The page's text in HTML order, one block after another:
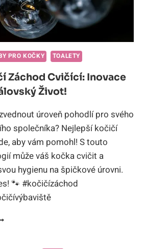
PRO KOČKY TOALETY
Záchod Cvičící: Inovace
Život!
úroveň pohodlí pro svého
společníka? Nejlepší kočičí
aby vám pomohl! S touto
může váš kočka cvičit a
hygienu na špičkové úrovni.
🐾 #kočičízáchod